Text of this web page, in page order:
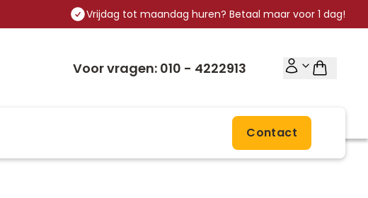
Vrijdag tot maandag huren? Betaal maar voor 1 dag!
Voor vragen: 010 - 4222913
Contact